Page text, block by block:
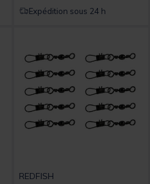
Expédition sous 24 h
REDFISH